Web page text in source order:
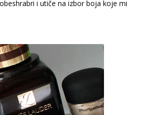
i utiče na izbor boja koje mi